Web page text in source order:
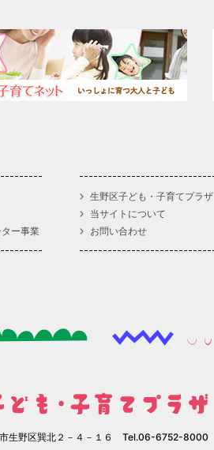
ー事業
生野区子ども・子育てプラザ
当サイトについて
お問い合わせ
野区巽北２－４－１６ Tel.06-6752-8000